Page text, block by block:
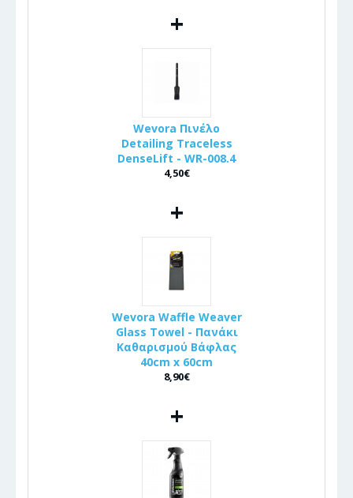
+
Wevora Πινέλo
Detailing Traceless
DenseLift - WR-008.4
4,50€
+
Wevora Waffle Weaver
Glass Towel - Πανάκι
Καθαρισμού Βάφλας
40cm x 60cm
8,90€
+